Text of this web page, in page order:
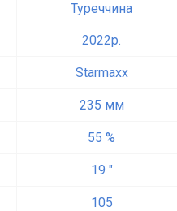
Туреччина
2022p.
Starmaxx
235 мм
55 %
19 "
105